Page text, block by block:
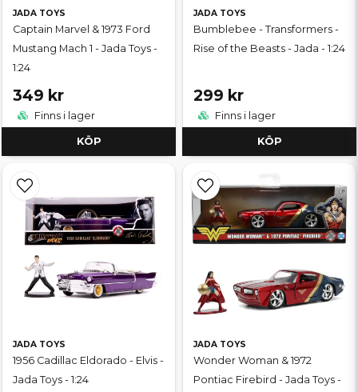
JADA TOYS
Captain Marvel & 1973 Ford
Mustang Mach 1 - Jada Toys -
1:24
349 kr
Finns i lager
KÖP
JADA TOYS
Bumblebee - Transformers -
Rise of the Beasts - Jada - 1:24
299 kr
Finns i lager
KÖP
JADA TOYS
1956 Cadillac Eldorado - Elvis -
Jada Toys - 1:24
JADA TOYS
Wonder Woman & 1972
Pontiac Firebird - Jada Toys -